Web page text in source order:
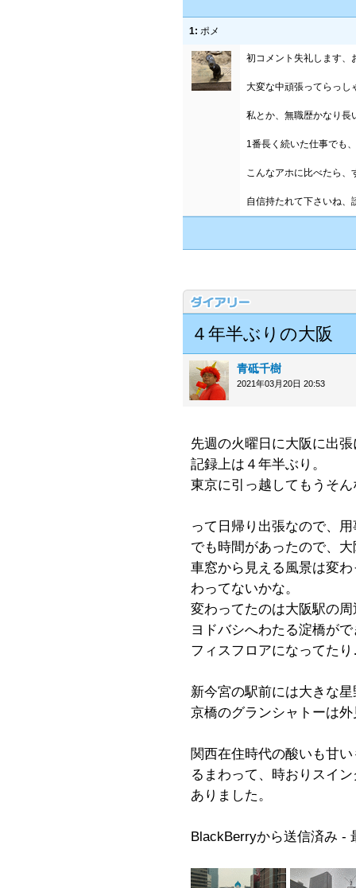
1: ポメ
初コメント失礼します、
大変な中頑張ってらっし
私とか、無職歴かなり長
1番長く続いた仕事でも
こんなアホに比べたら、
自信持たれて下さいね
４年半ぶりの大阪
青砥千樹
2021年03月20日 20:53
先週の火曜日に大阪に出
記録上は４年半ぶり。
東京に引っ越してもうそ
って日帰り出張なので、
でも時間があったので、
車窓から見える風景は変
わってないかな。
変わってたのは大阪駅の周
ヨドバシへわたる淀橋が
フィスフロアになってた
新今宮の駅前には大きな
京橋のグランシャトーは
関西在住時代の酸いも甘
るまわって、時おりスイ
ありました。
BlackBerryから送信済み -